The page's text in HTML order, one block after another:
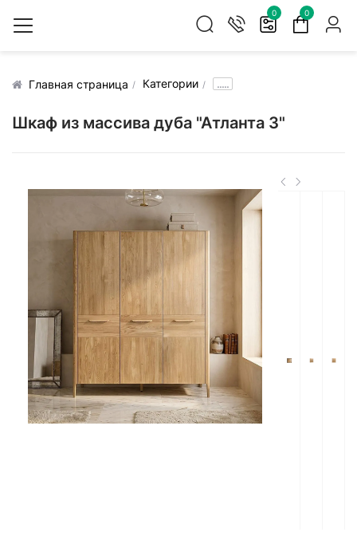
0 0
Главная страница Категории .....
Шкаф из массива дуба "Атланта 3"